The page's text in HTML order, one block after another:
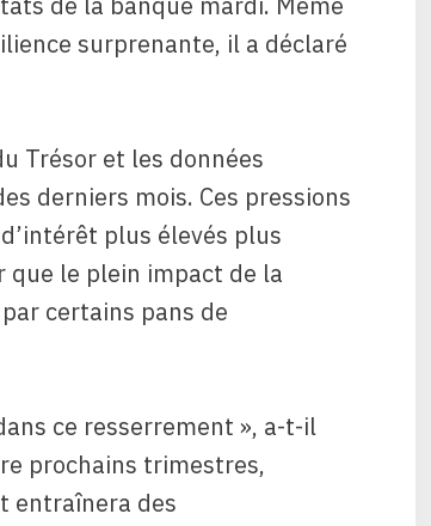
surprenante, il a déclaré
Trésor et les données
derniers mois. Ces pressions
plus élevés plus
le plein impact de la
certains pans de
ce resserrement », a-t-il
prochains trimestres,
entraînera des